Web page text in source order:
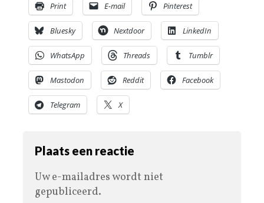
Print E-mail Pinterest
Bluesky Nextdoor LinkedIn
WhatsApp Threads Tumblr
Mastodon Reddit Facebook
Telegram X
Plaats een reactie
Uw e-mailadres wordt niet
gepubliceerd.